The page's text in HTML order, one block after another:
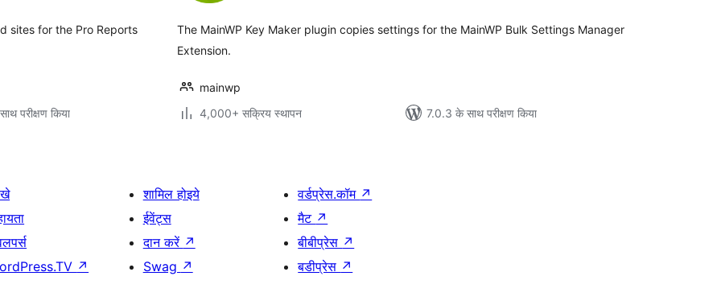
sites for the Pro Reports
परीक्षण किया
The MainWP Key Maker plugin copies settings for the MainWP Bulk Settings Manager
Extension.
mainwp
4,000+ सक्रिय स्थापन
7.0.3 के साथ परीक्षण किया
↗
शामिल होइये
ईवेंट्स
दान करें ↗
Swag ↗
वर्डप्रेस.कॉम ↗
मैट ↗
बीबीप्रेस ↗
बडीप्रेस ↗